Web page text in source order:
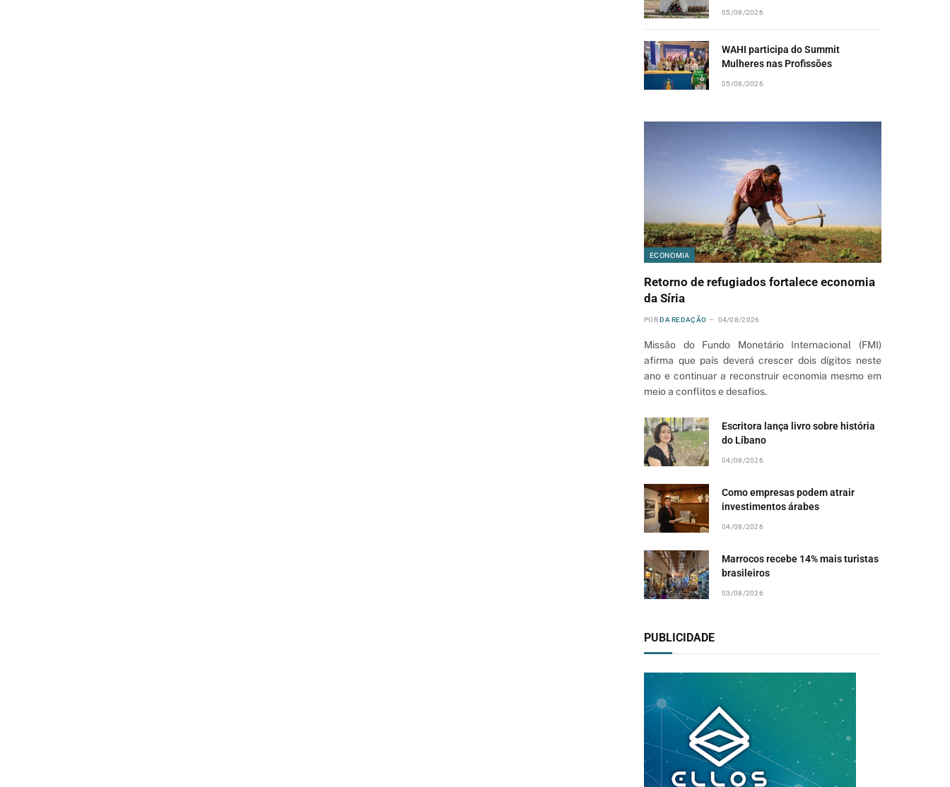
05/08/2026
WAHI participa do Summit
Mulheres nas Profissões
05/08/2026
ECONOMIA
Retorno de refugiados fortalece economia
da Síria
POR DA REDAÇÃO 04/08/2026
Missão do Fundo Monetário Internacional (FMI)
afirma que país deverá crescer dois dígitos neste
ano e continuar a reconstruir economia mesmo em
meio a conflitos e desafios.
Escritora lança livro sobre história
do Líbano
04/08/2026
Como empresas podem atrair
investimentos árabes
04/08/2026
Marrocos recebe 14% mais turistas
brasileiros
03/08/2026
PUBLICIDADE